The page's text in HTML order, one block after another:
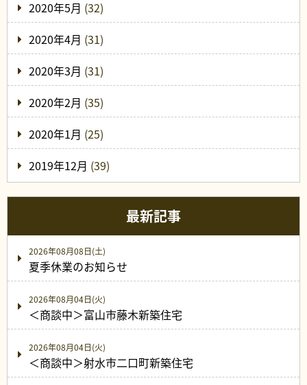
2020年5月 (32)
2020年4月 (31)
2020年3月 (31)
2020年2月 (35)
2020年1月 (25)
2019年12月 (39)
最新記事
2026年08月08日(土)
夏季休業のお知らせ
2026年08月04日(火)
＜商談中＞富山市藤木新築住宅
2026年08月04日(火)
＜商談中＞射水市二口町新築住宅